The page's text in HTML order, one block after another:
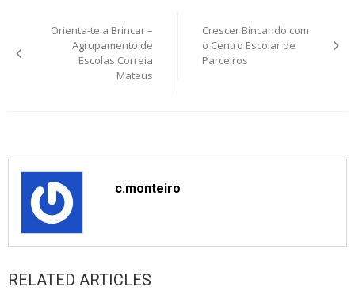
navigation
Orienta-te a Brincar –
Agrupamento de
Escolas Correia
Mateus
Crescer Bincando com
o Centro Escolar de
Parceiros
c.monteiro
RELATED ARTICLES